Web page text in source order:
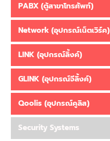
PABX (ตู้สาขาโทรศัพท์)
Network (อุปกรณ์เน็ตเวิร์ค)
LINK (อุปกรณ์ลิ้งค์)
GLINK (อุปกรณ์จีลิ้งค์)
Qoolis (อุปกรณ์คูลิส)
Security Systems